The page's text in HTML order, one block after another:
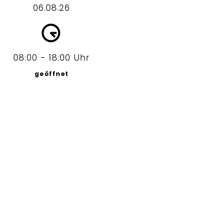
06.08.26
08:00 - 18:00 Uhr
geöffnet